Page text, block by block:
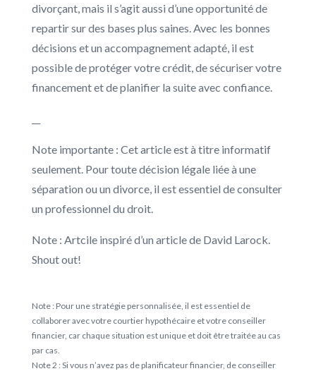
divorçant, mais il s’agit aussi d’une opportunité de
repartir sur des bases plus saines. Avec les bonnes
décisions et un accompagnement adapté, il est
possible de protéger votre crédit, de sécuriser votre
financement et de planifier la suite avec confiance.
Note importante : Cet article est à titre informatif
seulement. Pour toute décision légale liée à une
séparation ou un divorce, il est essentiel de consulter
un professionnel du droit.
Note : Artcile inspiré d’un article de David Larock.
Shout out!
Note : Pour une stratégie personnalisée, il est essentiel de
collaborer avec votre courtier hypothécaire et votre conseiller
financier, car chaque situation est unique et doit être traitée au cas
par cas.
Note 2 : Si vous n’avez pas de planificateur financier, de conseiller